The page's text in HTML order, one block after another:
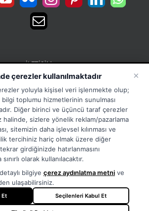
İLETIŞIM
1468 Sok. No:5 Güneşli Bağcılar
İstanbul Türkiye
Destek:+908502228722
Fax:+902126563005
Email:info@tora.com.tr
Web:TORA
×
çerezler kullanılmaktadır
yoluyla kişisel veri işlenmekte olup;
toplumu hizmetlerinin sunulması
Diğer birinci ve üçüncü taraf çerezler
halinde, sizlere yönelik reklam/pazarlama
sitemizin daha işlevsel kılınması ve
tercihiniz hariç olmak üzere diğer
girdiğinizde hatırlanmasını
olarak kullanılacaktır.
bilgiye çerez aydınlatma metni ve
ulaşabilirsiniz.
Et Seçilenleri Kabul Et